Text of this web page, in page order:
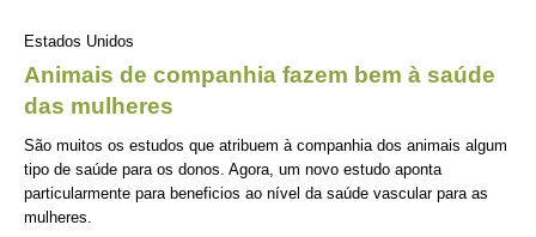
Estados Unidos
Animais de companhia fazem bem à saúde
das mulheres
São muitos os estudos que atribuem à companhia dos animais algum
tipo de saúde para os donos. Agora, um novo estudo aponta
particularmente para beneficios ao nível da saúde vascular para as
mulheres.